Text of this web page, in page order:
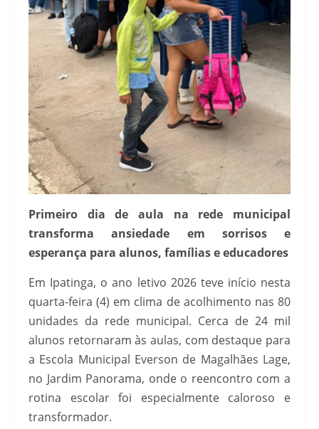
Primeiro dia de aula na rede municipal
transforma ansiedade em sorrisos e
esperança para alunos, famílias e educadores
Em Ipatinga, o ano letivo 2026 teve início nesta
quarta-feira (4) em clima de acolhimento nas 80
unidades da rede municipal. Cerca de 24 mil
alunos retornaram às aulas, com destaque para
a Escola Municipal Everson de Magalhães Lage,
no Jardim Panorama, onde o reencontro com a
rotina escolar foi especialmente caloroso e
transformador.